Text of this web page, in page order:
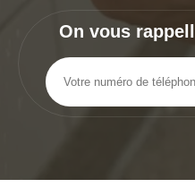
On vous